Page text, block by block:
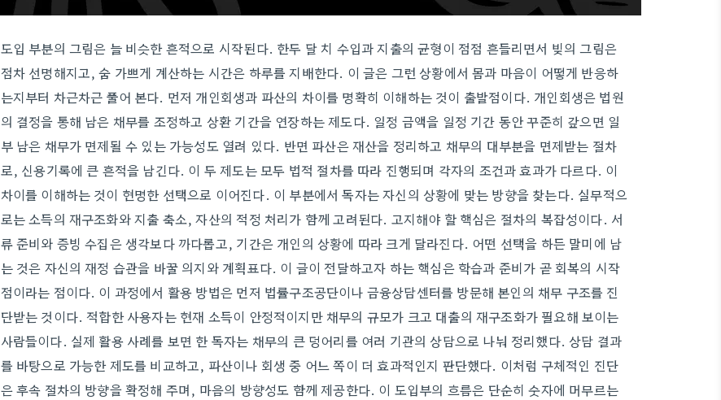
도입 부분의 그림은 늘 비슷한 흔적으로 시작된다. 한두 달 치 수입과 지출의 균형이 점점 흔들리면서 빚의 그림은
점차 선명해지고, 숨 가쁘게 계산하는 시간은 하루를 지배한다. 이 글은 그런 상황에서 몸과 마음이 어떻게 반응하
는지부터 차근차근 풀어 본다. 먼저 개인회생과 파산의 차이를 명확히 이해하는 것이 출발점이다. 개인회생은 법원
의 결정을 통해 남은 채무를 조정하고 상환 기간을 연장하는 제도다. 일정 금액을 일정 기간 동안 꾸준히 갚으면 일
부 남은 채무가 면제될 수 있는 가능성도 열려 있다. 반면 파산은 재산을 정리하고 채무의 대부분을 면제받는 절차
로, 신용기록에 큰 흔적을 남긴다. 이 두 제도는 모두 법적 절차를 따라 진행되며 각자의 조건과 효과가 다르다. 이
차이를 이해하는 것이 현명한 선택으로 이어진다. 이 부분에서 독자는 자신의 상황에 맞는 방향을 찾는다. 실무적으
로는 소득의 재구조화와 지출 축소, 자산의 적정 처리가 함께 고려된다. 고지해야 할 핵심은 절차의 복잡성이다. 서
류 준비와 증빙 수집은 생각보다 까다롭고, 기간은 개인의 상황에 따라 크게 달라진다. 어떤 선택을 하든 말미에 남
는 것은 자신의 재정 습관을 바꿀 의지와 계획표다. 이 글이 전달하고자 하는 핵심은 학습과 준비가 곧 회복의 시작
점이라는 점이다. 이 과정에서 활용 방법은 먼저 법률구조공단이나 금융상담센터를 방문해 본인의 채무 구조를 진
단받는 것이다. 적합한 사용자는 현재 소득이 안정적이지만 채무의 규모가 크고 대출의 재구조화가 필요해 보이는
사람들이다. 실제 활용 사례를 보면 한 독자는 채무의 큰 덩어리를 여러 기관의 상담으로 나눠 정리했다. 상담 결과
를 바탕으로 가능한 제도를 비교하고, 파산이나 회생 중 어느 쪽이 더 효과적인지 판단했다. 이처럼 구체적인 진단
은 후속 절차의 방향을 확정해 주며, 마음의 방향성도 함께 제공한다. 이 도입부의 흐름은 단순히 숫자에 머무르는